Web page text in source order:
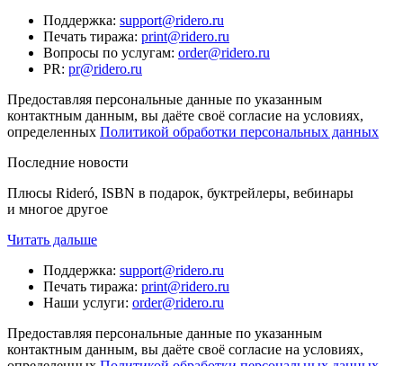
Поддержка: support@ridero.ru
Печать тиража: print@ridero.ru
Вопросы по услугам: order@ridero.ru
PR: pr@ridero.ru
Предоставляя персональные данные по указанным
контактным данным, вы даёте своё согласие на условиях,
определенных Политикой обработки персональных данных
Последние новости
Плюсы Rideró, ISBN в подарок, буктрейлеры, вебинары
и многое другое
Читать дальше
Поддержка: support@ridero.ru
Печать тиража: print@ridero.ru
Наши услуги: order@ridero.ru
Предоставляя персональные данные по указанным
контактным данным, вы даёте своё согласие на условиях,